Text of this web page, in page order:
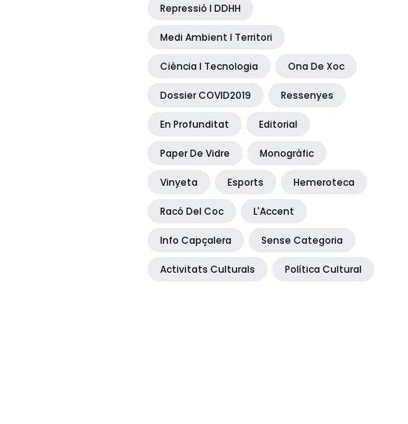
Repressió I DDHH
Medi Ambient I Territori
Ciència I Tecnologia Ona De Xoc
Dossier COVID2019 Ressenyes
En Profunditat Editorial
Paper De Vidre Monogràfic
Vinyeta Esports Hemeroteca
Racó Del Coc L'Accent
Info Capçalera Sense Categoria
Activitats Culturals Política Cultural